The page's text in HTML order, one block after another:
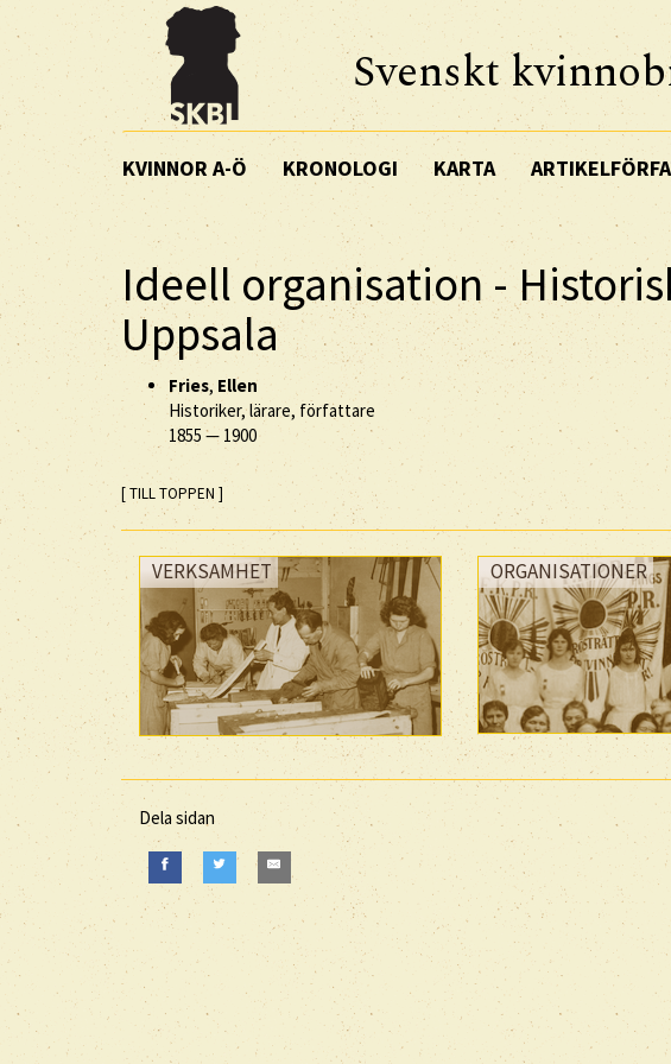
Svenskt
KVINNOR A-Ö KRONOLOGI KARTA
Ideell organisation -
Uppsala
Fries, Ellen
Historiker, lärare, författare
1855 — 1900
[ TILL TOPPEN ]
VERKSAMHET ORGANISATIONER
Dela sidan